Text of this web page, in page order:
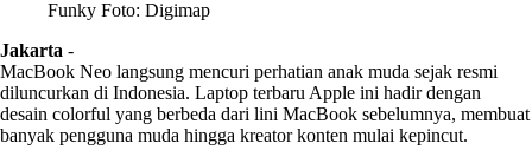
Funky Foto: Digimap
Jakarta -
MacBook Neo langsung mencuri perhatian anak muda sejak resmi
diluncurkan di Indonesia. Laptop terbaru Apple ini hadir dengan
desain colorful yang berbeda dari lini MacBook sebelumnya, membuat
banyak pengguna muda hingga kreator konten mulai kepincut.